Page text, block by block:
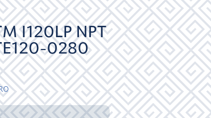
I120LP NPT
0280